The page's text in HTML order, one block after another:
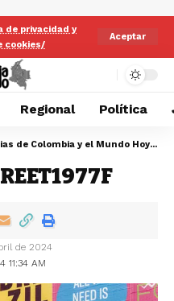
de privacidad y
cookies/
Aceptar
Regional Política
Colombia Mundo - Principales Noticias de Colombia y el Mundo Hoy
>
11:34 AM
de 2024